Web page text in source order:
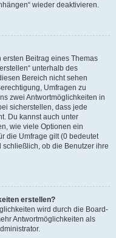
wieder deaktivieren.
Beitrag eines Themas
unterhalb des
Bereich nicht sehen
Umfragen zu
zwei Antwortmöglichkeiten in
sicherstellen, dass jede
Du kannst auch unter
wie viele Optionen ein
die Umfrage gilt (0 bedeutet
ob die Benutzer ihre
erstellen?
wird durch die Board-
Antwortmöglichkeiten als